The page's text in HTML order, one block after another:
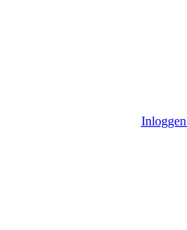
Inloggen
Kopieer